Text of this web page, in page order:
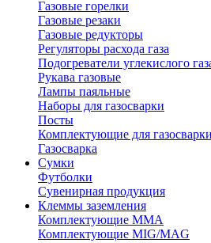
Газовые горелки
Газовые резаки
Газовые редукторы
Регуляторы расхода газа
Подогреватели углекислого
Рукава газовые
Лампы паяльные
Наборы для газосварки
Посты
Комплектующие для газосварки
Газосварка
Сумки
Футболки
Сувенирная продукция
Клеммы заземления
Комплектующие ММА
Комплектующие MIG/MAG